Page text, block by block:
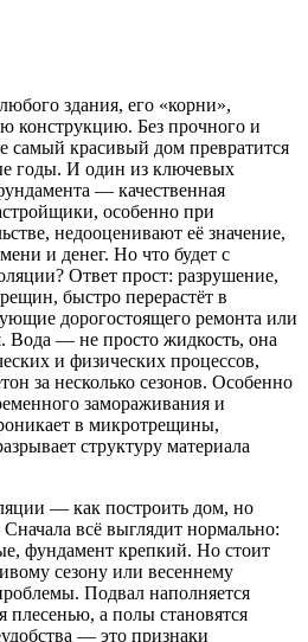
здания, его «корни»,
конструкцию. Без прочного и
самый красивый дом превратится
годы. И один из ключевых
— качественная
особенно при
недооценивают её значение,
и денег. Но что будет с
Ответ прост: разрушение,
быстро перерастёт в
дорогостоящего ремонта или
Вода — не просто жидкость, она
и физических процессов,
за несколько сезонов. Особенно
замораживания и
в микротрещины,
структуру материала
— как построить дом, но
всё выглядит нормально:
фундамент крепкий. Но стоит
сезону или весеннему
Подвал наполняется
а полы становятся
— это признаки